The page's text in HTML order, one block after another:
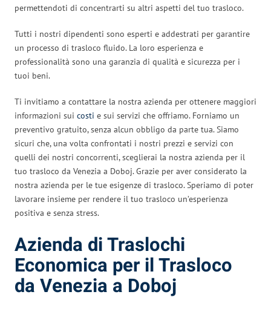
permettendoti di concentrarti su altri aspetti del tuo trasloco.
Tutti i nostri dipendenti sono esperti e addestrati per garantire
un processo di trasloco fluido. La loro esperienza e
professionalità sono una garanzia di qualità e sicurezza per i
tuoi beni.
Ti invitiamo a contattare la nostra azienda per ottenere maggiori
informazioni sui costi e sui servizi che offriamo. Forniamo un
preventivo gratuito, senza alcun obbligo da parte tua. Siamo
sicuri che, una volta confrontati i nostri prezzi e servizi con
quelli dei nostri concorrenti, sceglierai la nostra azienda per il
tuo trasloco da Venezia a Doboj. Grazie per aver considerato la
nostra azienda per le tue esigenze di trasloco. Speriamo di poter
lavorare insieme per rendere il tuo trasloco un’esperienza
positiva e senza stress.
Azienda di Traslochi
Economica per il Trasloco
da Venezia a Doboj